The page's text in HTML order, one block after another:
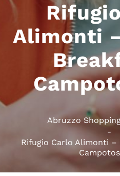
Alimonti
Abruzzo
Rifugio Carlo Alimonti –